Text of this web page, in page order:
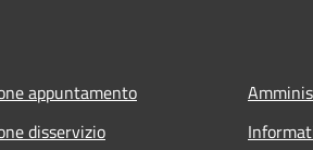
appuntamento
disservizio